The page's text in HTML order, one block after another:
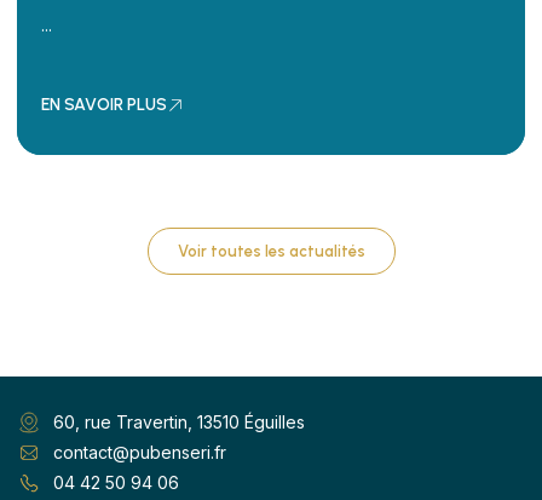
...
EN SAVOIR PLUS
Voir toutes les actualités
60, rue Travertin, 13510 Éguilles
contact@pubenseri.fr
04 42 50 94 06